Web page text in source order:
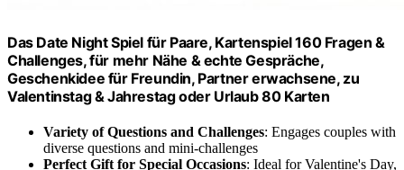
Das Date Night Spiel für Paare, Kartenspiel 160 Fragen &
Challenges, für mehr Nähe & echte Gespräche,
Geschenkidee für Freundin, Partner erwachsene, zu
Valentinstag & Jahrestag oder Urlaub 80 Karten
Variety of Questions and Challenges: Engages couples with
diverse questions and mini-challenges
Perfect Gift for Special Occasions: Ideal for Valentine's Day,